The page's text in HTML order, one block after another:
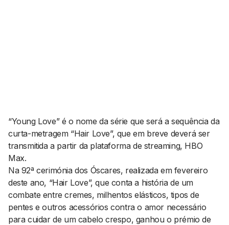
Contactos
EMAIL
GERAL@BANTUMEN.COM
WHATSAPP
+351 912 127 577
Pesquisar
“Young Love” é o nome da série que será a sequência da
curta-metragem “Hair Love”, que em breve deverá ser
transmitida a partir da plataforma de streaming, HBO
Max.
Na 92ª cerimónia dos Óscares, realizada em fevereiro
deste ano, “Hair Love”, que conta a história de um
combate entre cremes, milhentos elásticos, tipos de
pentes e outros acessórios contra o amor necessário
para cuidar de um cabelo crespo, ganhou o prémio de